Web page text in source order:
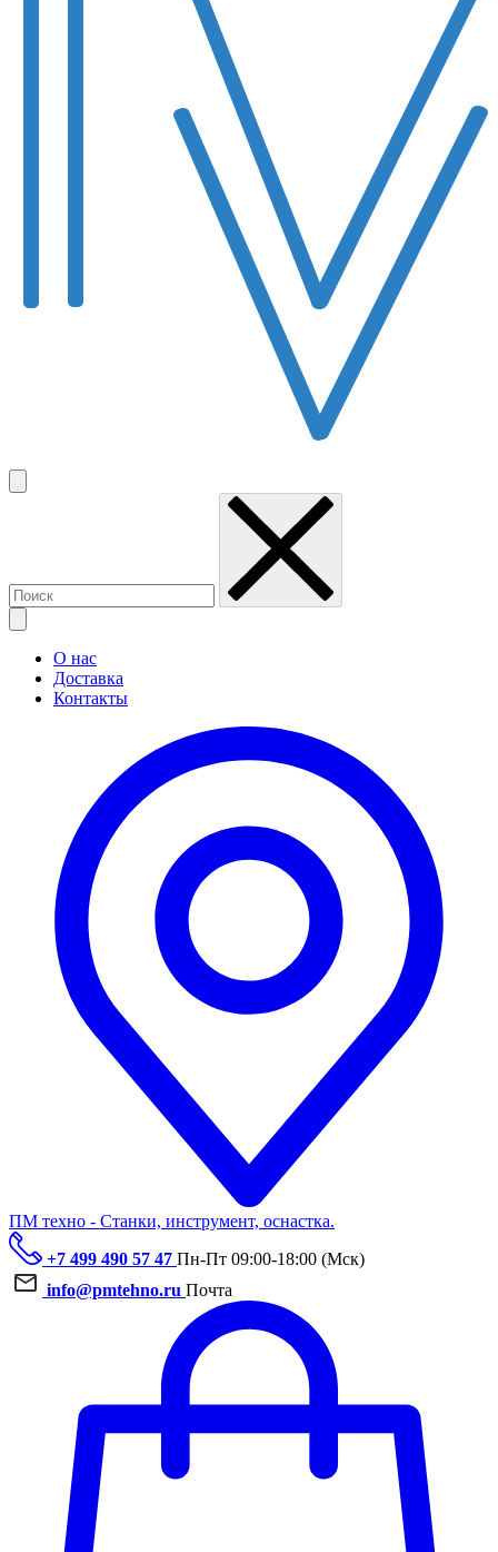
О нас
Доставка
Контакты
ПМ техно - Станки, инструмент, оснастка.
+7 499 490 57 47 Пн-Пт 09:00-18:00 (Мск)
info@pmtehno.ru Почта